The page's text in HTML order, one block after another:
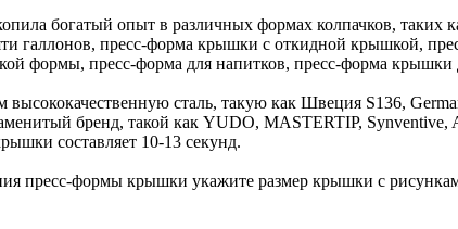
богатый опыт в различных формах колпачков, таких
галлонов, пресс-форма крышки с откидной крышкой,
формы, пресс-форма для напитков, пресс-форма крышки
высококачественную сталь, такую ​​как Швеция S136,
бренд, такой как YUDO, MASTERTIP,
составляет 10-13 секунд.
пресс-формы крышки укажите размер крышки с